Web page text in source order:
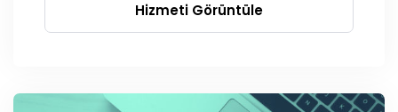
Hizmeti Görüntüle